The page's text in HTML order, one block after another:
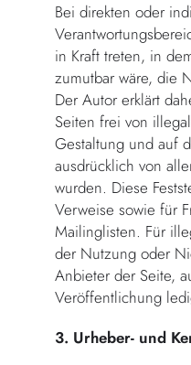
Bei direkten oder
in Kraft treten, in
zumutbar wäre, die
Der Autor erklärt
Seiten frei von
Gestaltung und auf
ausdrücklich von
wurden. Diese
Verweise sowie für
Mailinglisten. Für
der Nutzung oder
Anbieter der Seite,
Veröffentlichung
3. Urheber- und